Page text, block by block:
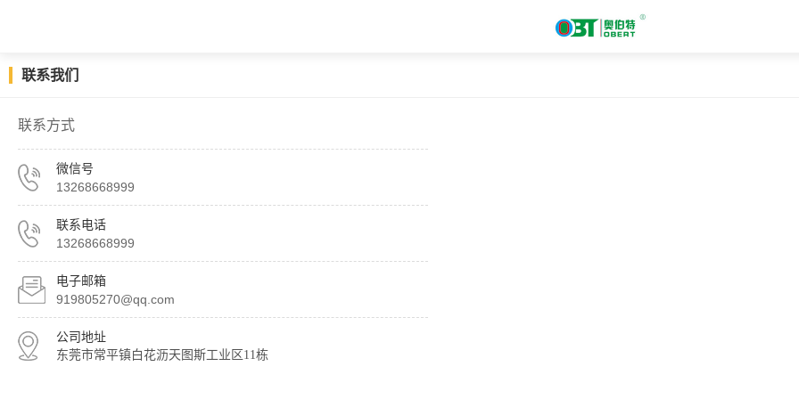
联系我们
联系方式
微信号
13268668999
联系电话
13268668999
电子邮箱
919805270@qq.com
公司地址
东莞市常平镇白花沥天图斯工业区11栋